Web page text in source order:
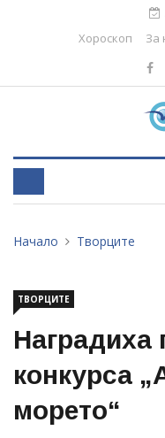
Хороскоп
За
Начало Творците
ТВОРЦИТЕ
Наградиха
конкурса
морето“